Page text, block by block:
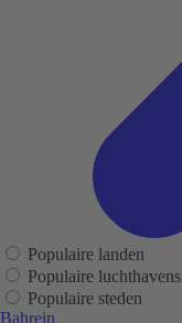
Populaire landen
Populaire luchthavens
Populaire steden
Bahrein